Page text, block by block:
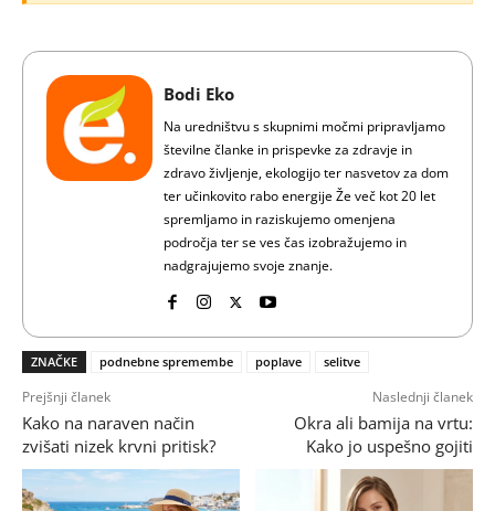
Bodi Eko
Na uredništvu s skupnimi močmi pripravljamo
številne članke in prispevke za zdravje in
zdravo življenje, ekologijo ter nasvetov za dom
ter učinkovito rabo energije Že več kot 20 let
spremljamo in raziskujemo omenjena
področja ter se ves čas izobražujemo in
nadgrajujemo svoje znanje.
ZNAČKE podnebne spremembe poplave selitve
Prejšnji članek
Kako na naraven način
zvišati nizek krvni pritisk?
Naslednji članek
Okra ali bamija na vrtu:
Kako jo uspešno gojiti